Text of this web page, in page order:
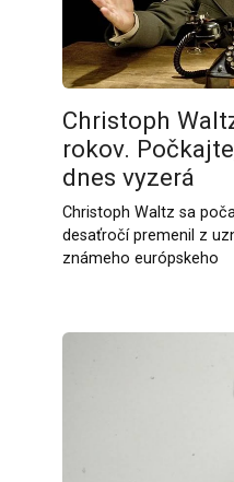
Christoph
rokov.
dnes vyzerá
Christoph Waltz sa
desaťročí premenil z
známeho európskeho